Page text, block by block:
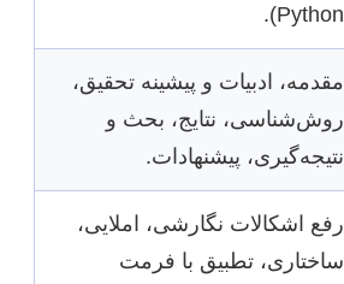
Python).
مقدمه، ادبیات و پیشینه تحقیق،
روش‌شناسی، نتایج، بحث و
نتیجه‌گیری، پیشنهادات.
رفع اشکالات نگارشی، املایی،
ساختاری، تطبیق با فرمت